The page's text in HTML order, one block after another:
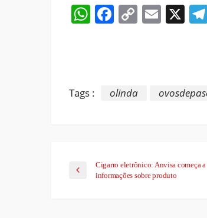
WhatsApp
Facebook
Copy X
Tags : olinda
Cigarro eletrônico: Anvisa começa a
informações sobre produto